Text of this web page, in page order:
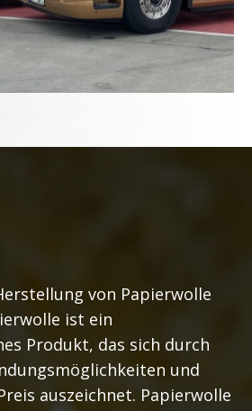
von Papierwolle
ist ein
Produkt, das sich durch
und
auszeichnet. Papierwolle